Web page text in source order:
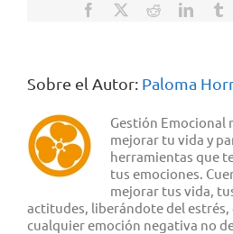
Facebook Reddit
Sobre el Autor: Paloma
Gestión Emocional
mejorar tu vida y
herramientas que
tus emociones.
mejorar tus vida,
actitudes, liberándote del estrés,
cualquier emoción negativa no